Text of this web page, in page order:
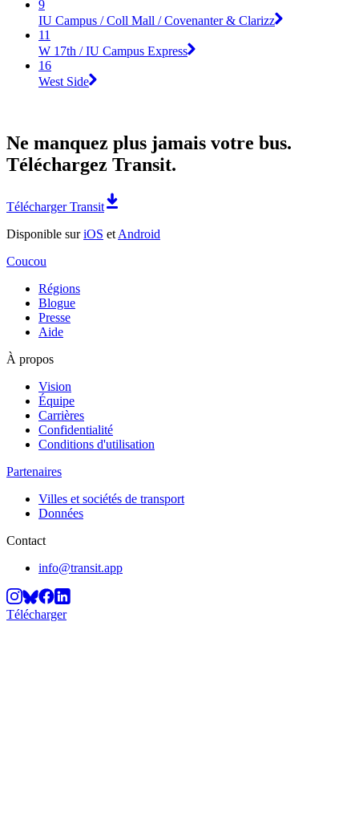
9
IU Campus / Coll Mall / Covenanter & Clarizz
11
W 17th / IU Campus Express
16
West Side
Ne manquez plus jamais votre bus.
Téléchargez Transit.
Télécharger Transit
Disponible suriOS et Android
Coucou
Régions
Blogue
Presse
Aide
À propos
Vision
Équipe
Carrières
Confidentialité
Conditions d'utilisation
Partenaires
Villes et sociétés de transport
Données
Contact
info@transit.app
Télécharger